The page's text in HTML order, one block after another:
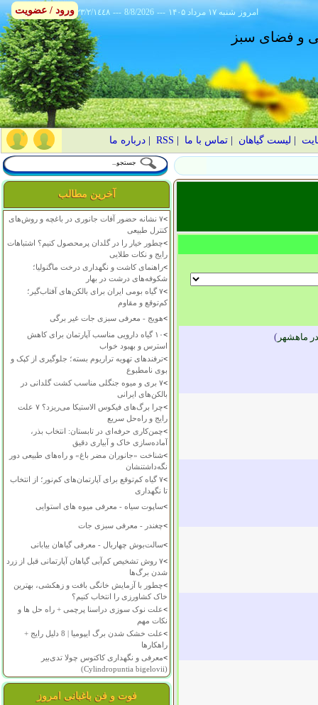
٢٣/٢/١٤٤٨ --- 8/8/2026 --- ۱۴۰۵ شنبه ۱۷ مرداد امروز
و فضای سبز
لیست گیاهان |تماس با ما RSS
|درباره ما
آخرین مطالب
>
۷ نشانه حضور آفات جانوری در باغچه و روش‌های
کنترل طبیعی
>چطور خیار را در گلدان پرمحصول کنیم؟ اشتباهات
رایج و نکات طلایی
>راهنمای کاشت و نگهداری درخت ماگنولیا؛
شکوفه‌های درشت در بهار
>
۷ گیاه بومی ایران برای بالکن‌های آفتاب‌گیر؛
کم‌توقع و مقاوم
>هویج - معرفی سبزی جات غیر برگی
>
۱۰ گیاه دارویی مناسب آپارتمان برای کاهش
استرس و بهبود خواب
>ترفندهای تهویه تراریوم بسته؛ جلوگیری از کپک و
بوی نامطبوع
>
۷ بری و میوه جنگلی مناسب کشت گلدانی در
بالکن‌های ایرانی
>
چرا برگ‌های فیکوس الاستیکا می‌ریزد؟ ۷ علت
رایج و راه‌حل سریع
>چمن‌کاری حرفه‌ای در تابستان: انتخاب بذر،
آماده‌سازی خاک و آبیاری دقیق
>شناخت «جانوران مضر باغ» و راه‌های طبیعی دور
نگه‌داشتنشان
>
۷ گیاه کم‌توقع برای آپارتمان‌های کم‌نور؛ از انتخاب
تا نگهداری
>ساپوت سیاه - معرفی میوه های استوایی
>چغندر - معرفی سبزی جات
>سالت‌بوش چهاربال - معرفی گیاهان بیابانی
>
۷ روش تشخیص کم‌آبی گیاهان آپارتمانی قبل از زرد
شدن برگ‌ها
>چطور با آزمایش خانگی بافت و زهکشی، بهترین
خاک کشاورزی را انتخاب کنیم؟
>علت نوک سوزی دراسنا پرچمی + راه حل ها و
نکات مهم
>
علت خشک شدن برگ ایپومیا | 8 دلیل رایج +
راهکارها
>معرفی و نگهداری کاکتوس چولا تدی‌بیر
(Cylindropuntia bigelovii)
فوت و فن باغبانی امروز
ماهشهر )
ورود / عضویت